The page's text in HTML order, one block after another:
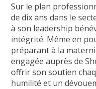
Sur le plan
de dix ans dans le
à son leadership
intégrité. Même en
préparant à la
engagée auprès de
offrir son soutien
humilité et un